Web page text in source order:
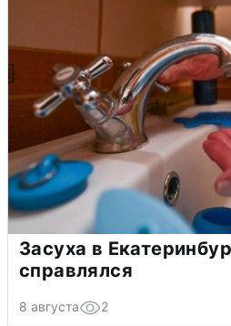
Засуха в
справлялся
8 августа 2